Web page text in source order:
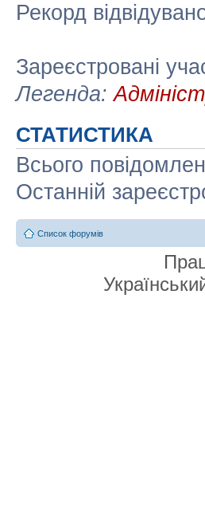
Рекорд
Зареєстровані
Легенда:
СТАТИСТИКА
Всього
Останній
Список форумів